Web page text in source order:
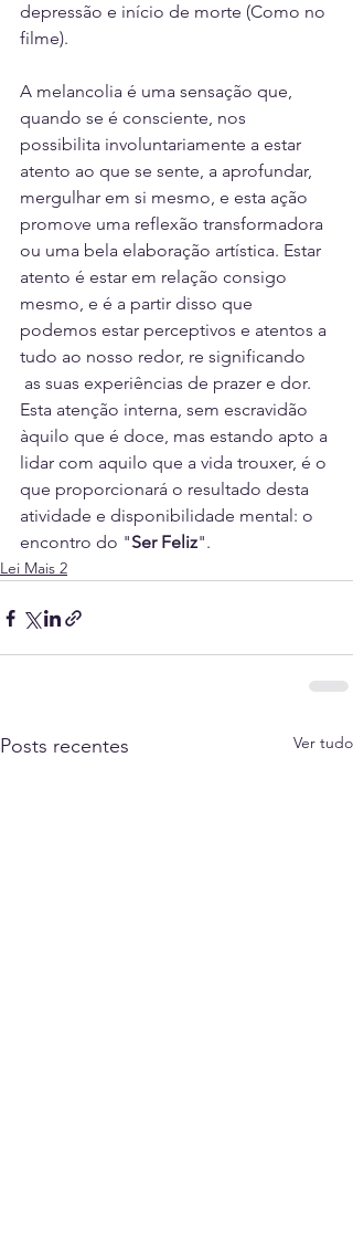
depressão e início de morte (Como no
filme).
A melancolia é uma sensação que,
quando se é consciente, nos
possibilita involuntariamente a estar
atento ao que se sente, a aprofundar,
mergulhar em si mesmo, e esta ação
promove uma reflexão transformadora
ou uma bela elaboração artística. Estar
atento é estar em relação consigo
mesmo, e é a partir disso que
podemos estar perceptivos e atentos a
tudo ao nosso redor, re significando
as suas experiências de prazer e dor.
Esta atenção interna, sem escravidão
àquilo que é doce, mas estando apto a
lidar com aquilo que a vida trouxer, é o
que proporcionará o resultado desta
atividade e disponibilidade mental: o
encontro do "Ser Feliz".
Lei Mais 2
Posts recentes Ver tudo